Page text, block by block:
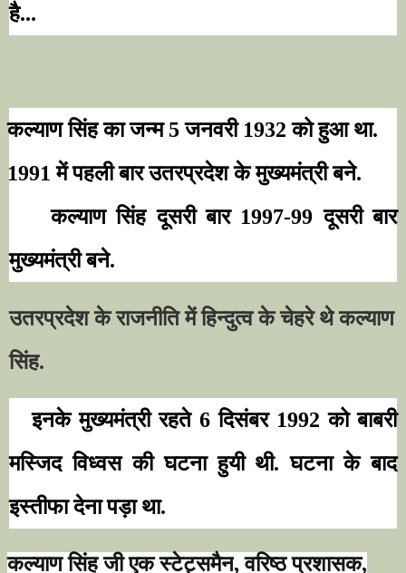
है...
कल्याण सिंह का जन्म5जनवरी 1932को हुआ था.
1991में पहली बार उतरप्रदेश के मुख्यमंत्री बने.
कल्याण सिंह दूसरी बार 1997-99दूसरी बार
मुख्यमंत्री बने.
उतरप्रदेश के राजनीति में हिन्दुत्व के चेहरे थे कल्याण
सिंह.
इनके मुख्यमंत्री रहते 6दिसंबर 1992को बाबरी
मस्जिद विध्वस की घटना हुयी थी. घटना के बाद
इस्तीफा देना पड़ा था.
कल्याण सिंह जी एक स्टेट्समैन,वरिष्ठ प्रशासक,